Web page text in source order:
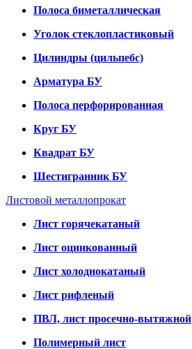
Полоса биметаллическая
Уголок стеклопластиковый
Цилиндры (цильпебс)
Арматура БУ
Полоса перфорированная
Круг БУ
Квадрат БУ
Шестигранник БУ
Листовой металлопрокат
Лист горячекатаный
Лист оцинкованный
Лист холоднокатаный
Лист рифленый
ПВЛ, лист просечно-вытяжной
Полимерный лист